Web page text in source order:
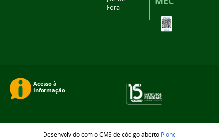
Fora
Desenvolvido com o CMS de código aberto Plone